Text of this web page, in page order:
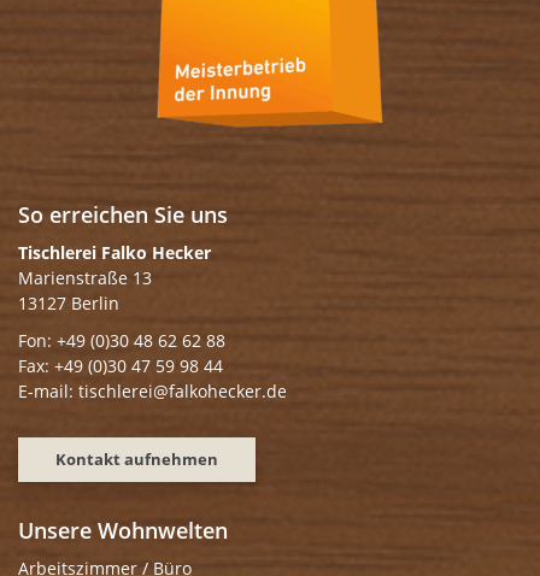
So erreichen Sie uns
Tischlerei Falko Hecker
Marienstraße 13
13127 Berlin
Fon: +49 (0)30 48 62 62 88
Fax: +49 (0)30 47 59 98 44
E-mail: tischlerei@falkohecker.de
Kontakt aufnehmen
Unsere Wohnwelten
Arbeitszimmer / Büro